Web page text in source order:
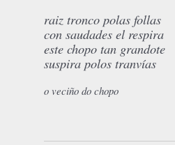
raiz tronco polas follas
con saudades el respira
este chopo tan grandote
suspira polos tranvías
o veciño do chopo